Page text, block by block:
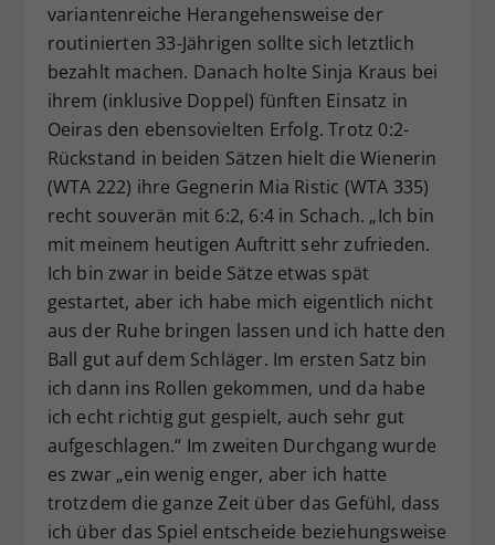
variantenreiche Herangehensweise der
routinierten 33-Jährigen sollte sich letztlich
bezahlt machen. Danach holte Sinja Kraus bei
ihrem (inklusive Doppel) fünften Einsatz in
Oeiras den ebensovielten Erfolg. Trotz 0:2-
Rückstand in beiden Sätzen hielt die Wienerin
(WTA 222) ihre Gegnerin Mia Ristic (WTA 335)
recht souverän mit 6:2, 6:4 in Schach. „Ich bin
mit meinem heutigen Auftritt sehr zufrieden.
Ich bin zwar in beide Sätze etwas spät
gestartet, aber ich habe mich eigentlich nicht
aus der Ruhe bringen lassen und ich hatte den
Ball gut auf dem Schläger. Im ersten Satz bin
ich dann ins Rollen gekommen, und da habe
ich echt richtig gut gespielt, auch sehr gut
aufgeschlagen.“ Im zweiten Durchgang wurde
es zwar „ein wenig enger, aber ich hatte
trotzdem die ganze Zeit über das Gefühl, dass
ich über das Spiel entscheide beziehungsweise